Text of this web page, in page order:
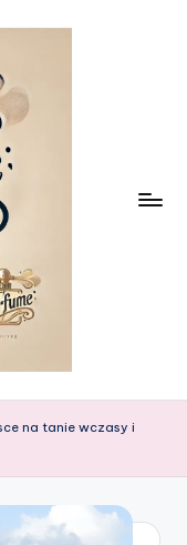
na tanie wczasy i